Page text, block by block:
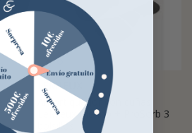
Dual
LEMIEUX
Amortiguador con cuñas
LeMieux Merino + ProSorb 3
bolsillos